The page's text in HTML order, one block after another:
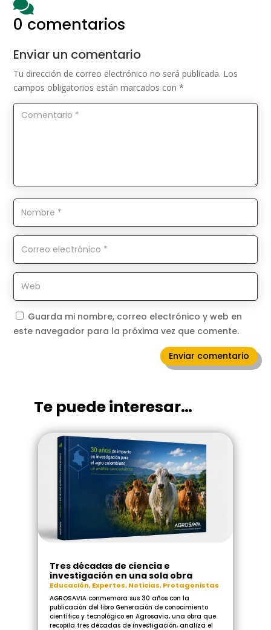

0 comentarios
Enviar un comentario
Tu dirección de correo electrónico no será publicada. Los
campos obligatorios están marcados con*
Guarda mi nombre, correo electrónico y web en
este navegador para la próxima vez que comente.
Enviar comentario
Te puede interesar…
Tres décadas de ciencia e
investigación en una sola obra
Educación,Expertos,Noticias,Protagonistas
AGROSAVIA conmemora sus 30 años con la
publicación del libro Generación de conocimiento
científico y tecnológico en Agrosavia, una obra que
recopila tres décadas de investigación, analiza el